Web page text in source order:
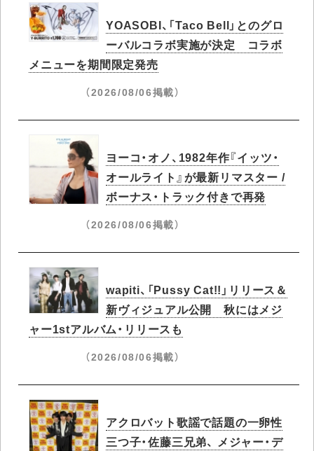
YOASOBI、「Taco Bell」とのグロ
ーバルコラボ実施が決定 コラボ
メニューを期間限定発売
（2026/08/06掲載）
ヨーコ・オノ、1982年作『イッツ・
オールライト』が最新リマスター /
ボーナス・トラック付きで再発
（2026/08/06掲載）
wapiti、「Pussy Cat!!」リリース＆
新ヴィジュアル公開 秋にはメジ
ャー1stアルバム・リリースも
（2026/08/06掲載）
アクロバット歌謡で話題の一卵性
三つ子・佐藤三兄弟、 メジャー・デ